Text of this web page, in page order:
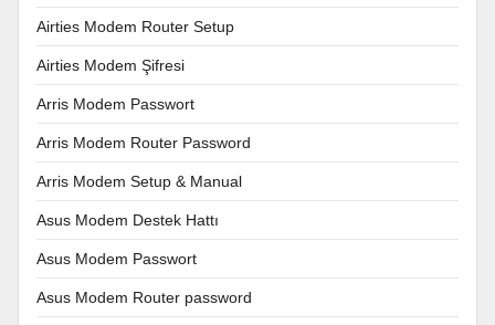
Airties Modem Router Setup
Airties Modem Şifresi
Arris Modem Passwort
Arris Modem Router Password
Arris Modem Setup & Manual
Asus Modem Destek Hattı
Asus Modem Passwort
Asus Modem Router password